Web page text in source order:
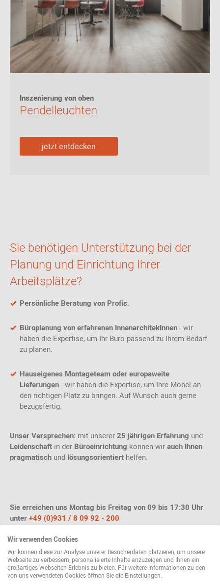
Inszenierung von oben
Pendelleuchten
jetzt entdecken
Sie benötigen Unterstützung bei der
Planung und Einrichtung Ihrer
Arbeitsplätze?
Persönliche Beratung von Profis.
Büroplanung von erfahrenen InnenarchitekInnen- wir
haben die Expertise, um Ihr Büro passend zu Ihrem Bedarf
zu planen.
Hauseigenes Montageteam oder europaweite
Lieferungen- wir haben die Expertise, um Ihre Möbel an
den richtigen Platz zu bringen. Auf Wunsch auch gerne
bezugsfertig.
Unser Versprechen: mit unserer25 jährigen Erfahrung und
Leidenschaft in der Büroeinrichtung können wirauch Ihnen
pragmatisch und lösungsorientiert helfen.
Sie erreichen uns Montag bis Freitag von 09 bis 17:30 Uhr
unter+49 (0)931 / 8 09 92 - 200
E-Mail:info@einrichten-design.de
Alternativ können Sie gerne direkt einen kostenfreien Termin
für eine Video- oder vor-Ort-Beratung bei einem unserer
Wir verwenden Cookies
Wir können diese zur Analyse unserer Besucherdaten platzieren, um unsere
Webseite zu verbessern, personalisierte Inhalte anzuzeigen und Ihnen ein
großartiges Webseiten-Erlebnis zu bieten. Für weitere Informationen zu den
von uns verwendeten Cookies öffnen Sie die Einstellungen.